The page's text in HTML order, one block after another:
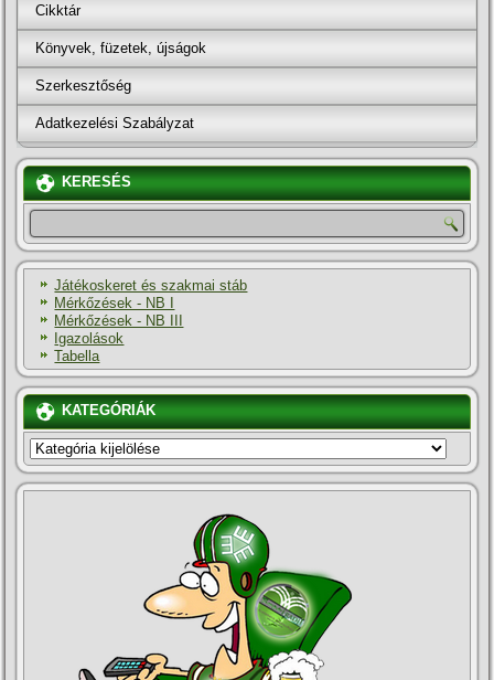
Cikktár
Könyvek, füzetek, újságok
Szerkesztőség
Adatkezelési Szabályzat
KERESÉS
Játékoskeret és szakmai stáb
Mérkőzések - NB I
Mérkőzések - NB III
Igazolások
Tabella
KATEGÓRIÁK
KATEGÓRIÁK